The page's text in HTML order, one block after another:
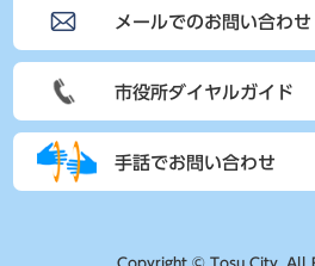
メールでのお問い合わせ
市役所ダイヤルガイド
手話でお問い合わせ
Copyright © Tosu City. All